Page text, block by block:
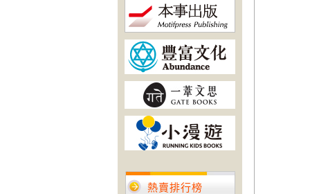
熱賣排行榜